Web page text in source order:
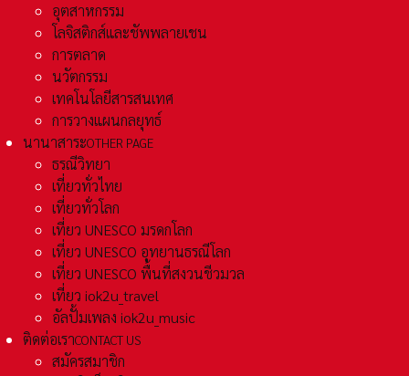
อุตสาหกรรม
โลจิสติกส์และชัพพลายเชน
การตลาด
นวัตกรรม
เทคโนโลยีสารสนเทศ
การวางแผนกลยุทธ์
นานาสาระOTHER PAGE
ธรณีวิทยา
เที่ยวทั่วไทย
เที่ยวทั่วโลก
เที่ยว UNESCO มรดกโลก
เที่ยว UNESCO อุทยานธรณีโลก
เที่ยว UNESCO พื้นที่สงวนชีวมวล
เที่ยว iok2u_travel
อัลปั้มเพลง iok2u_music
ติดต่อเราCONTACT US
สมัครสมาชิก